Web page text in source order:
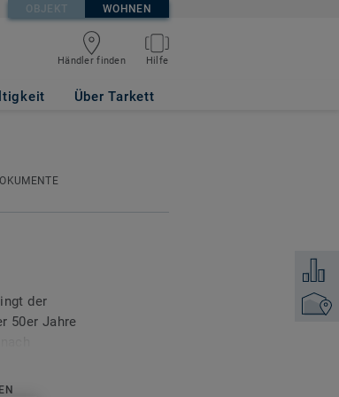
OBJEKT WOHNEN
Händler finden Hilfe
Über Tarkett
Zum
der
50er Jahre
das